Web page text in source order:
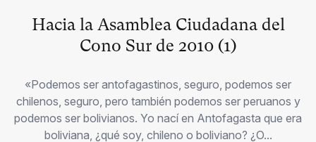
Hacia la Asamblea Ciudadana del
Cono Sur de 2010 (1)
«Podemos ser antofagastinos, seguro, podemos ser
chilenos, seguro, pero también podemos ser peruanos y
podemos ser bolivianos. Yo nací en Antofagasta que era
boliviana, ¿qué soy, chileno o boliviano? ¿O...